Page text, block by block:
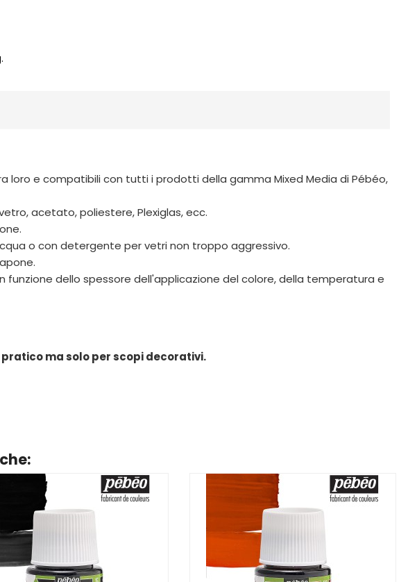
e compatibili con tutti i prodotti della gamma Mixed Media di Pébéo,
acetato, poliestere, Plexiglas, ecc.
o con detergente per vetri non troppo aggressivo.
funzione dello spessore dell'applicazione del colore, della temperatura e
ma solo per scopi decorativi.